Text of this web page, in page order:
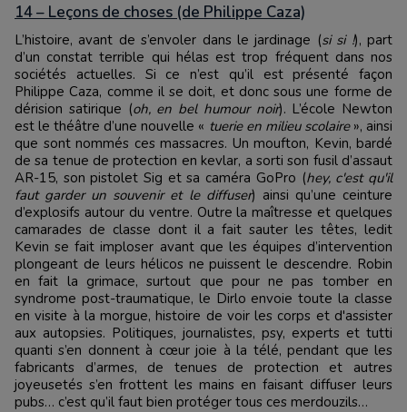
14 – Leçons de choses (de Philippe Caza)
L’histoire, avant de s’envoler dans le jardinage (si si !), part
d’un constat terrible qui hélas est trop fréquent dans nos
sociétés actuelles. Si ce n’est qu’il est présenté façon
Philippe Caza, comme il se doit, et donc sous une forme de
dérision satirique (oh, en bel humour noir). L’école Newton
est le théâtre d’une nouvelle « tuerie en milieu scolaire», ainsi
que sont nommés ces massacres. Un moufton, Kevin, bardé
de sa tenue de protection en kevlar, a sorti son fusil d’assaut
AR-15, son pistolet Sig et sa caméra GoPro (hey, c'est qu'il
faut garder un souvenir et le diffuser) ainsi qu’une ceinture
d’explosifs autour du ventre. Outre la maîtresse et quelques
camarades de classe dont il a fait sauter les têtes, ledit
Kevin se fait imploser avant que les équipes d’intervention
plongeant de leurs hélicos ne puissent le descendre. Robin
en fait la grimace, surtout que pour ne pas tomber en
syndrome post-traumatique, le Dirlo envoie toute la classe
en visite à la morgue, histoire de voir les corps et d'assister
aux autopsies. Politiques, journalistes, psy, experts et tutti
quanti s’en donnent à cœur joie à la télé, pendant que les
fabricants d’armes, de tenues de protection et autres
joyeusetés s’en frottent les mains en faisant diffuser leurs
pubs… c’est qu’il faut bien protéger tous ces merdouzils…